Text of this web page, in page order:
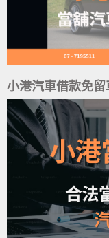
小港汽車借款免留